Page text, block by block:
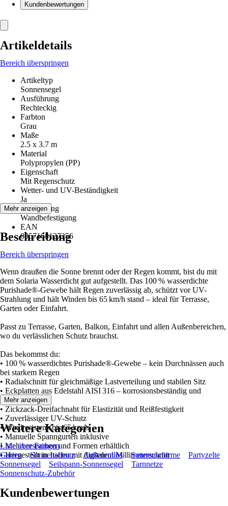
Kundenbewertungen
Artikeldetails
Bereich überspringen
Artikeltyp
Sonnensegel
Ausführung
Rechteckig
Farbton
Grau
Maße
2.5 x 3.7 m
Material
Polypropylen (PP)
Eigenschaft
Mit Regenschutz
Wetter- und UV-Beständigkeit
Ja
Befestigung
Wandbefestigung
EAN
8057168127256
Mehr anzeigen
Beschreibung
Bereich überspringen
Wenn draußen die Sonne brennt oder der Regen kommt, bist du mit
dem Solaria Wasserdicht gut aufgestellt. Das 100 % wasserdichte
Purishade®-Gewebe hält Regen zuverlässig ab, schützt vor UV-
Strahlung und hält Winden bis 65 km/h stand – ideal für Terrasse,
Garten oder Einfahrt.
Passt zu Terrasse, Garten, Balkon, Einfahrt und allen Außenbereichen,
wo du verlässlichen Schutz brauchst.
Das bekommst du:
• 100 % wasserdichtes Purishade®-Gewebe – kein Durchnässen auch
bei starkem Regen
• Radialschnitt für gleichmäßige Lastverteilung und stabilen Sitz
• Eckplatten aus Edelstahl AISI 316 – korrosionsbeständig und
langlebig
• Zickzack-Dreifachnaht für Elastizität und Reißfestigkeit
• Zuverlässiger UV-Schutz
• Windresistenz bis 65 km/h
• Manuelle Spanngurten inklusive
• Mehrere Farben und Formen erhältlich
• Hergestellt in Italien mit digitalem Millimeterschnitt
Mehr anzeigen
Weitere Kategorien
Liste überspringen
Garten
Sonnenschutz Außenrollos Sonnenschirme
Partyzelte
Sonnensegel
Seilspann-Sonnensegel
Tarnnetze
Sonnenschutz-Zubehör
Kundenbewertungen